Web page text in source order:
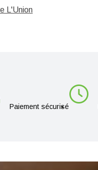
L'Union
Paiement sécurisé